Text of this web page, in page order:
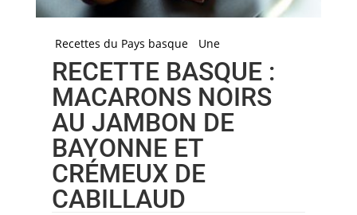
Recettes du Pays basque Une
RECETTE BASQUE :
MACARONS NOIRS
AU JAMBON DE
BAYONNE ET
CRÉMEUX DE
CABILLAUD